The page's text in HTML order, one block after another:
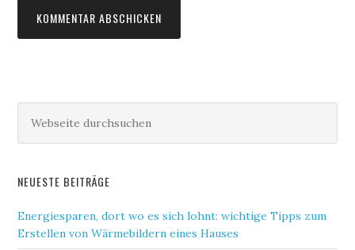
NEUESTE BEITRÄGE
Energiesparen, dort wo es sich lohnt: wichtige Tipps zum
Erstellen von Wärmebildern eines Hauses